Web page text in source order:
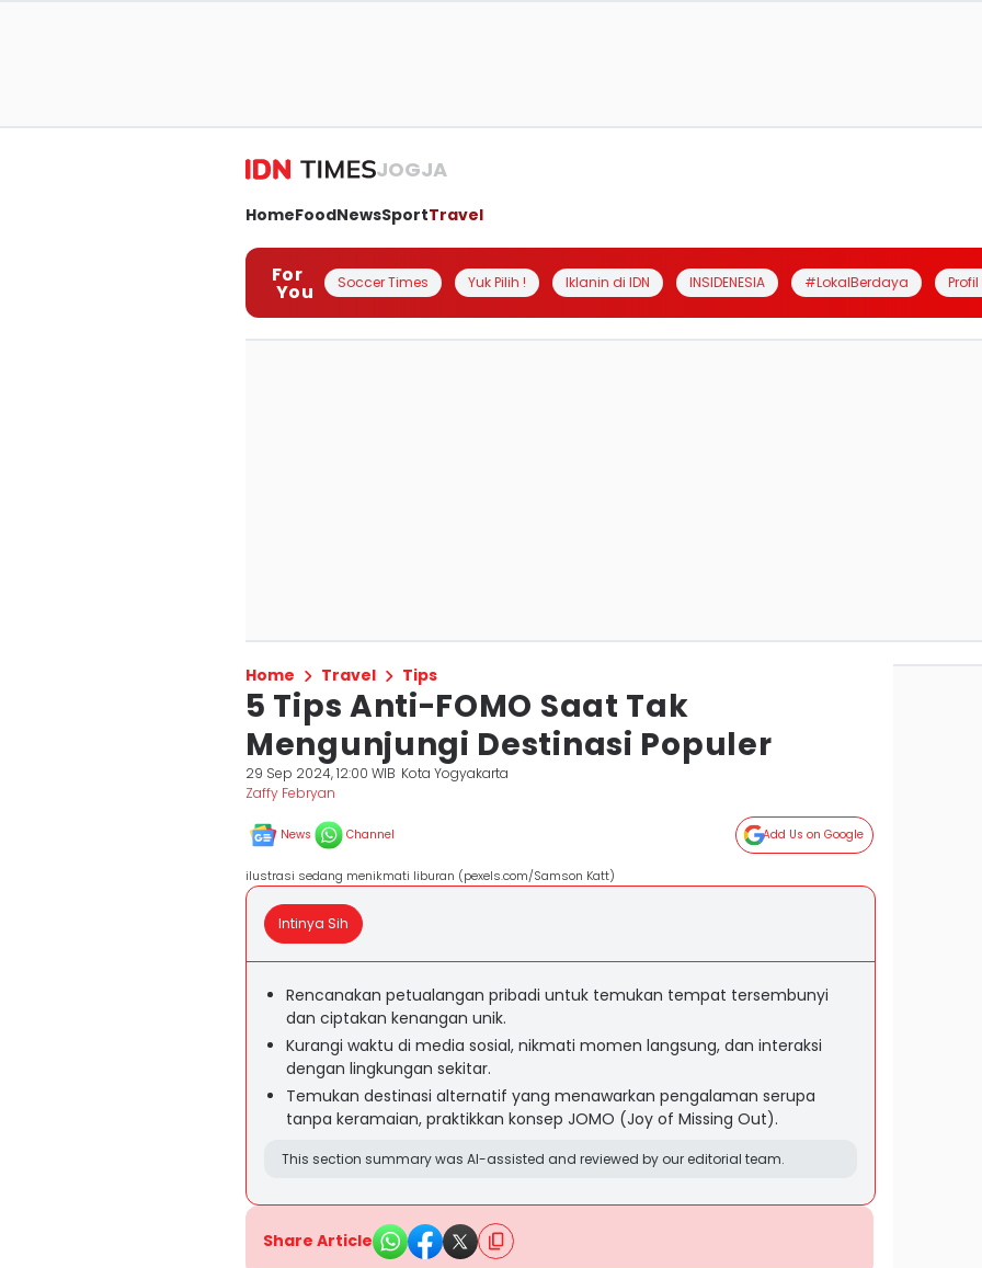
JOGJA
HomeFoodNewsSportTravel
For
You Soccer Times Yuk Pilih ! Iklanin di IDN INSIDENESIA #LokalBerdaya
Home Travel Tips
5 Tips Anti-FOMO Saat Tak
Mengunjungi Destinasi Populer
29 Sep 2024, 12:00 WIB Kota Yogyakarta
Zaffy Febryan
News Channel Add Us on Google
ilustrasi sedang menikmati liburan (pexels.com/Samson Katt)
Intinya Sih
Rencanakan petualangan pribadi untuk temukan tempat tersembunyi
dan ciptakan kenangan unik.
Kurangi waktu di media sosial, nikmati momen langsung, dan interaksi
dengan lingkungan sekitar.
Temukan destinasi alternatif yang menawarkan pengalaman serupa
tanpa keramaian, praktikkan konsep JOMO (Joy of Missing Out).
This section summary was AI-assisted and reviewed by our editorial team.
Share Article